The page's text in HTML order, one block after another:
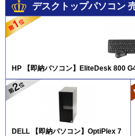
デスクトップパソコン
HP 【即納パソコン】EliteDesk 800
DELL 【即納パソコン】OptiPlex 7